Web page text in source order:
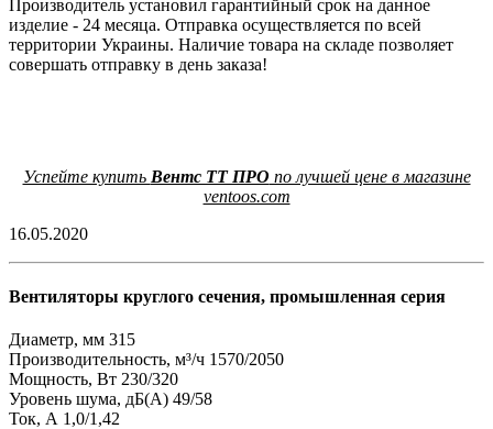
Производитель установил гарантийный срок на данное
изделие - 24 месяца. Отправка осуществляется по всей
территории Украины. Наличие товара на складе позволяет
совершать отправку в день заказа!
Успейте купить Вентс ТТ ПРО по лучшей цене в магазине
ventoos.com
16.05.2020
Вентиляторы круглого сечения, промышленная серия
Диаметр, мм 315
Производительность, м³/ч 1570/2050
Мощность, Вт 230/320
Уровень шума, дБ(А) 49/58
Ток, А 1,0/1,42